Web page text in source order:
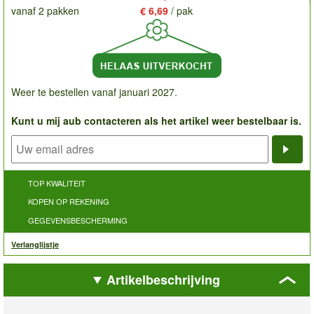
vanaf 2 pakken € 6,69 / pak
Weer te bestellen vanaf januari 2027.
Kunt u mij aub contacteren als het artikel weer bestelbaar is.
TOP KWALITEIT
KOPEN OP REKENING
GEGEVENSBESCHERMING
Verlanglijstje
Artikelbeschrijving